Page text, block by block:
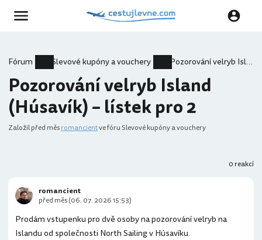
Fórum Slevové kupóny a vouchery Pozorování velryb Island (Húsavík) – lístek pro 2
Pozorování velryb Island
(Húsavík) – lístek pro 2
Založilpřed měsromancientve fóru Slevové kupóny a vouchery
0 reakcí
Prodám vstupenku pro dvě osoby na pozorování velryb na
Islandu od společnosti North Sailing v Húsavíku.
romancient
před měs (06. 07. 2026 15:53)